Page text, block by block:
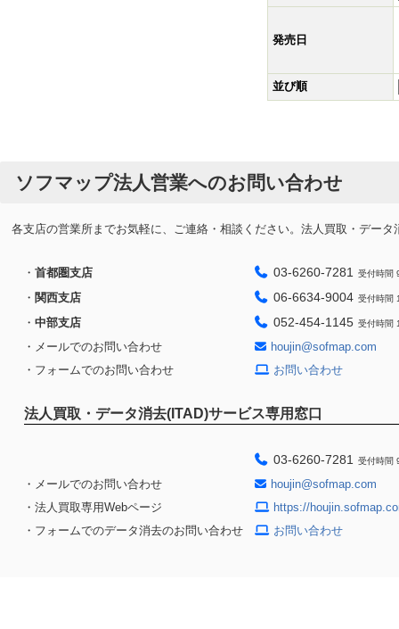
発売日
並び順
ソフマップ法人営業へのお問い合わせ
各支店の営業所までお気軽に、ご連絡・相談ください。法人買取・デー
・ 首都圏支店 03-6260-7281 受付時間
・ 関西支店 06-6634-9004 受付時間
・ 中部支店 052-454-1145 受付時間
・メールでのお問い合わせ
houjin@sofmap.com
・フォームでのお問い合わせ
お問い合わせ
法人買取・データ消去(ITAD)サービス専用窓口
03-6260-7281 受付時間
・メールでのお問い合わせ
houjin@sofmap.com
・法人買取専用Webページ
https://
・フォームでのデータ消去のお問い合わせ
お問い合わせ